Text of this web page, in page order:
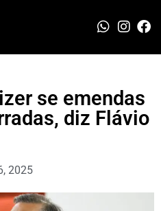
se emendas
diz Flávio
2025